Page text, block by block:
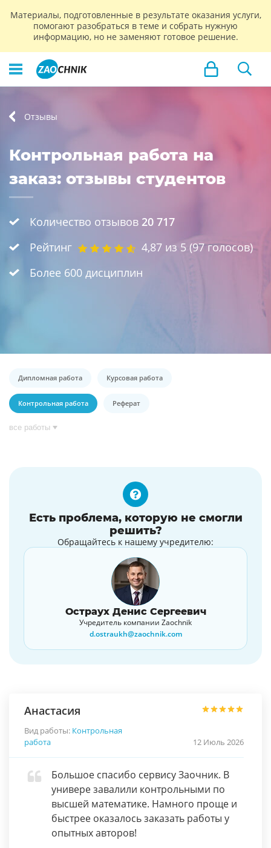
Материалы, подготовленные в результате оказания услуги,
помогают разобраться в теме и собрать нужную
информацию, но не заменяют готовое решение.
Отзывы
Контрольная работа на
заказ: отзывы студентов
Количество отзывов 20 717
Рейтинг
4,87 из 5 (97голосов)
Более 600 дисциплин
Дипломная работа Курсовая работа
Контрольная работа Реферат
все работы
Есть проблема, которую не смогли
решить?
Обращайтесь к нашему учредителю:
Остраух Денис Сергеевич
Учредитель компании Zaochnik
d.ostraukh@zaochnik.com
Анастасия
Вид работы: Контрольная
работа
12 Июль 2026
Большое спасибо сервису Заочник. В
универе завалили контрольными по
высшей математике. Намного проще и
быстрее оказалось заказать работы у
опытных авторов!